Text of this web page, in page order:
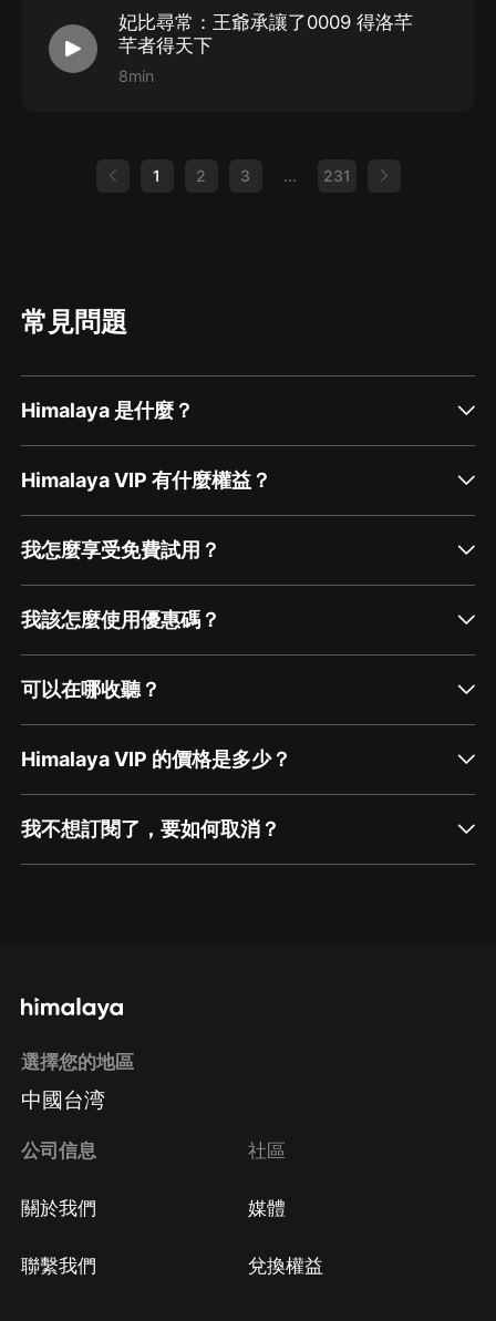
妃比尋常：王爺承讓了0009 得洛芊
芊者得天下
8min
1 2 3 ... 231
常見問題
Himalaya 是什麼？
Himalaya VIP 有什麼權益？
我怎麼享受免費試用？
我該怎麼使用優惠碼？
可以在哪收聽？
Himalaya VIP 的價格是多少？
我不想訂閱了，要如何取消？
方法 Google Play取消訂閱方法
選擇您的地區
中國台湾
公司信息
關於我們
聯繫我們
社區
媒體
兌換權益